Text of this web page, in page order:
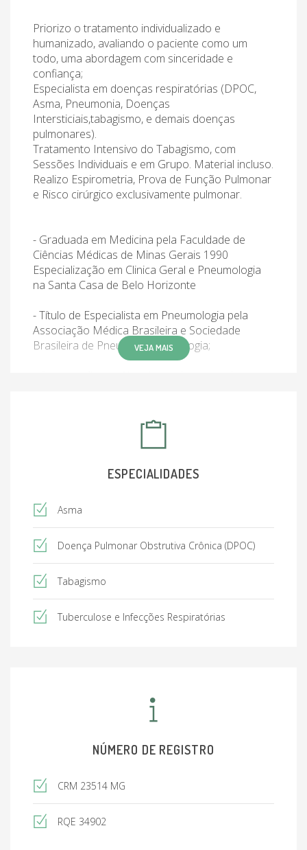
Priorizo o tratamento individualizado e
humanizado, avaliando o paciente como um
todo, uma abordagem com sinceridade e
confiança;
Especialista em doenças respiratórias (DPOC,
Asma, Pneumonia, Doenças
Intersticiais,tabagismo, e demais doenças
pulmonares).
Tratamento Intensivo do Tabagismo, com
Sessões Individuais e em Grupo. Material incluso.
Realizo Espirometria, Prova de Função Pulmonar
e Risco cirúrgico exclusivamente pulmonar.
- Graduada em Medicina pela Faculdade de
Ciências Médicas de Minas Gerais 1990
Especialização em Clinica Geral e Pneumologia
na Santa Casa de Belo Horizonte
- Título de Especialista em Pneumologia pela
Associação Médica Brasileira e Sociedade
Brasileira de Pneumologia Tisiologia;
Casos Especiais de Tuberculose pela Secretaria
de Estado e Saúde de Minas Gerais , Ministério
da Saúde e Centro de Referência Professor
Preceptora da Residência Médica de
Pneumologia credenciada pelo MEC na
Fundação Hospitalar de Minas Gerais Hospital
Júlia Kubitschek com vínculo efetivo desde
jan/2015;
Coordenadora do Ambulatório e Grupo de
VEJA MAIS
ESPECIALIDADES
Asma
Doença Pulmonar Obstrutiva Crônica (DPOC)
Tabagismo
Tuberculose e Infecções Respiratórias
NÚMERO DE REGISTRO
CRM 23514 MG
RQE 34902